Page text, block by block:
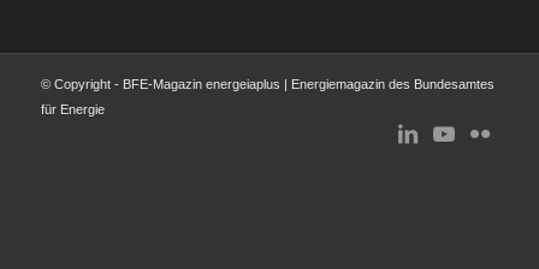
© Copyright - BFE-Magazin energeiaplus | Energiemagazin des Bundesamtes
für Energie